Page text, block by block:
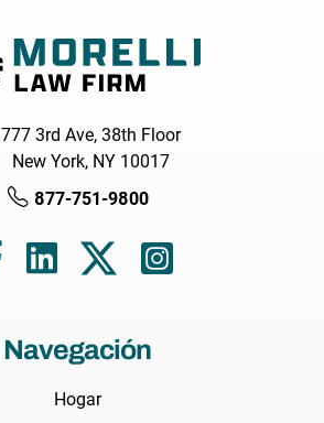
777 3rd Ave, 38th Floor
New York, NY 10017
877-751-9800
Navegación
Hogar